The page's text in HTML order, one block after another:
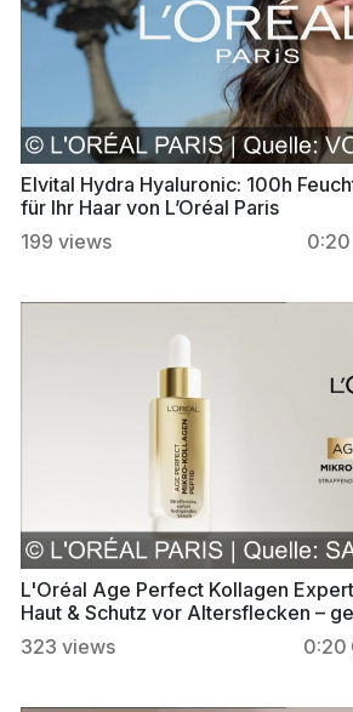
Elvital Hydra Hyaluronic: 100h
für Ihr Haar von L’Oréal Paris
199 views 0:20
L'Oréal Age Perfect Kollagen
Haut & Schutz vor Altersflecken –
323 views 0:20